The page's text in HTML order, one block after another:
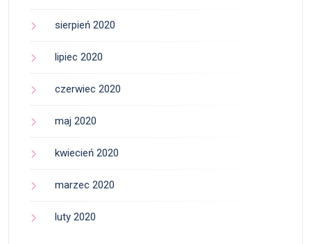
sierpień 2020
lipiec 2020
czerwiec 2020
maj 2020
kwiecień 2020
marzec 2020
luty 2020